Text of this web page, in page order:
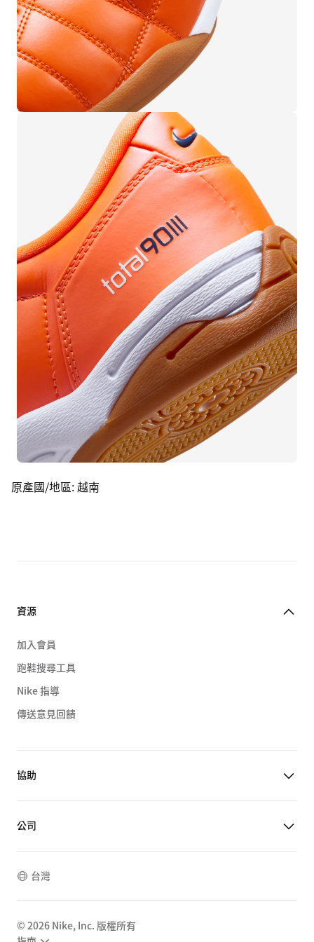
原產國/地區:越南
資源
加入會員
跑鞋搜尋工具
Nike 指導
傳送意見回饋
協助
公司
台灣
© 2026 Nike, Inc. 版權所有